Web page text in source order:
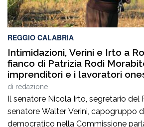
REGGIO CALABRIA
Intimidazioni, Verini e Irto a
fianco di Patrizia Rodi
imprenditori e i lavoratori
essere lasciati da soli”
di redazione
Il senatore Nicola Irto, segretario del
senatore Walter Verini, capogruppo
democratico nella Commissione